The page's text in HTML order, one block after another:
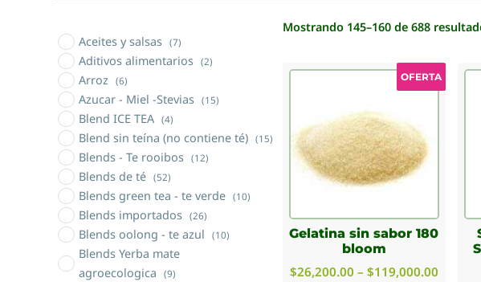
Aceites y salsas (7)
Aditivos alimentarios (2)
Arroz (6)
Azucar - Miel -Stevias (15)
Blend ICE TEA (4)
Blend sin teína (no contiene té) (15)
Blends - Te rooibos (12)
Blends de té (52)
Blends green tea - te verde (10)
Blends importados (26)
Blends oolong - te azul (10)
Blends Yerba mate
agroecologica
(9)
Mostrando 145–160 de 688
OFERTA
Gelatina sin sabor 180
bloom
$26,200.00 – $119,000.00